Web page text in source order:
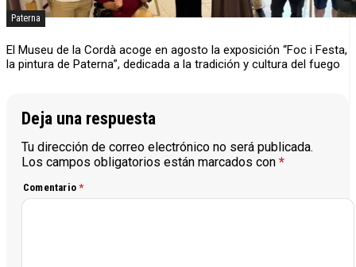
Paterna
El Museu de la Cordà acoge en agosto la exposición “Foc i Festa,
la pintura de Paterna”, dedicada a la tradición y cultura del fuego
Deja una respuesta
Tu dirección de correo electrónico no será publicada.
Los campos obligatorios están marcados con *
Comentario*